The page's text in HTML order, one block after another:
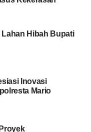
Hibah Bupati
Inovasi
Mario